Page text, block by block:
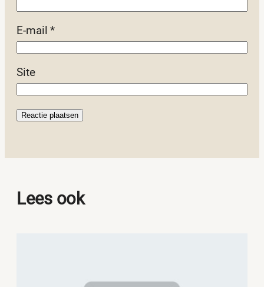
E-mail*
Site
Lees ook